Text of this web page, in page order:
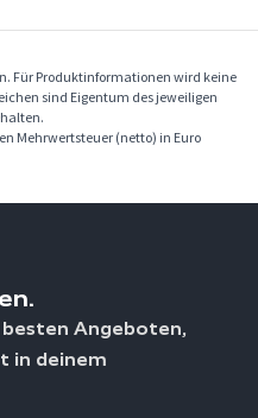
Für Produktinformationen wird keine
sind Eigentum des jeweiligen
Mehrwertsteuer (netto) in Euro
Angeboten,
in deinem